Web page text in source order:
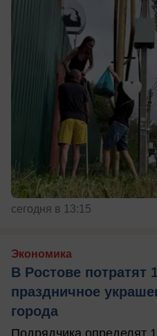
сегодня в 13:15
Экономика
В Ростове потратят
праздничное
города
Подрядчика определят